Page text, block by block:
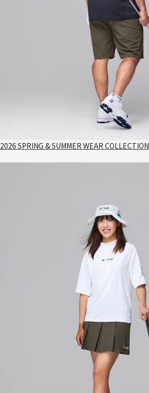
2026 SPRING & SUMMER WEAR COLLECTION